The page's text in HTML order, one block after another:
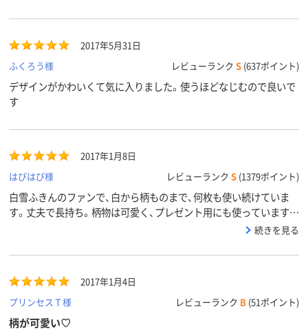
2017年5月31日
ふくろう様
レビューランク S (637ポイント)
デザインがかわいくて気に入りました。使うほどなじむので良いで
す
2017年1月8日
はぴはぴ様
レビューランク S (1379ポイント)
白雪ふきんのファンで、白から柄ものまで、何枚も使い続けていま
す。丈夫で長持ち。柄物は可愛く、プレゼント用にも使っています。
こちらの柄は自分も好きですし、お友達も喜んでもらっています。
続きを見る
2017年1月4日
プリンセスＴ様
レビューランク B (51ポイント)
柄が可愛い♡